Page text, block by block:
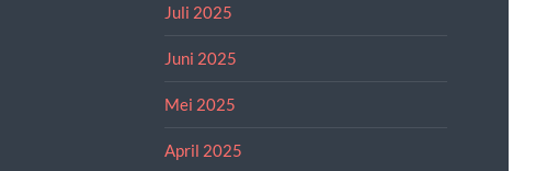
Juli 2025
Juni 2025
Mei 2025
April 2025